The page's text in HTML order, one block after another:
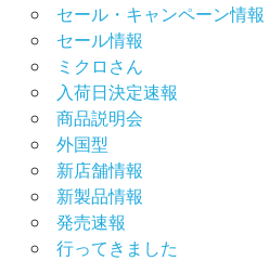
セール・キャンペーン情報
セール情報
ミクロさん
入荷日決定速報
商品説明会
外国型
新店舗情報
新製品情報
発売速報
行ってきました